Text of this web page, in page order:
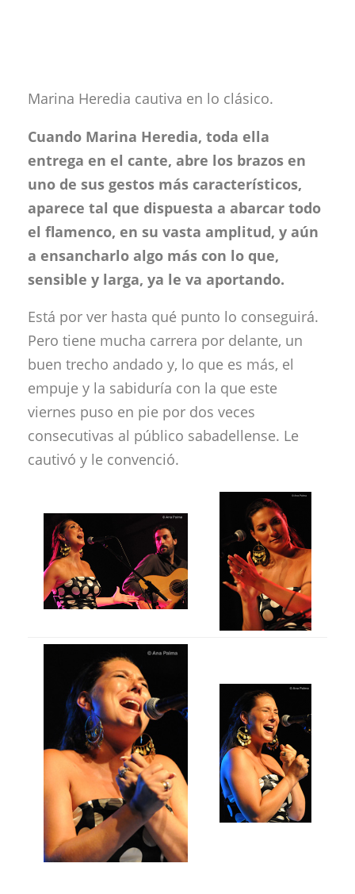
Marina Heredia cautiva en lo clásico.
Cuando Marina Heredia, toda ella
entrega en el cante, abre los brazos en
uno de sus gestos más característicos,
aparece tal que dispuesta a abarcar todo
el flamenco, en su vasta amplitud, y aún
a ensancharlo algo más con lo que,
sensible y larga, ya le va aportando.
Está por ver hasta qué punto lo conseguirá.
Pero tiene mucha carrera por delante, un
buen trecho andado y, lo que es más, el
empuje y la sabiduría con la que este
viernes puso en pie por dos veces
consecutivas al público sabadellense. Le
cautivó y le convenció.